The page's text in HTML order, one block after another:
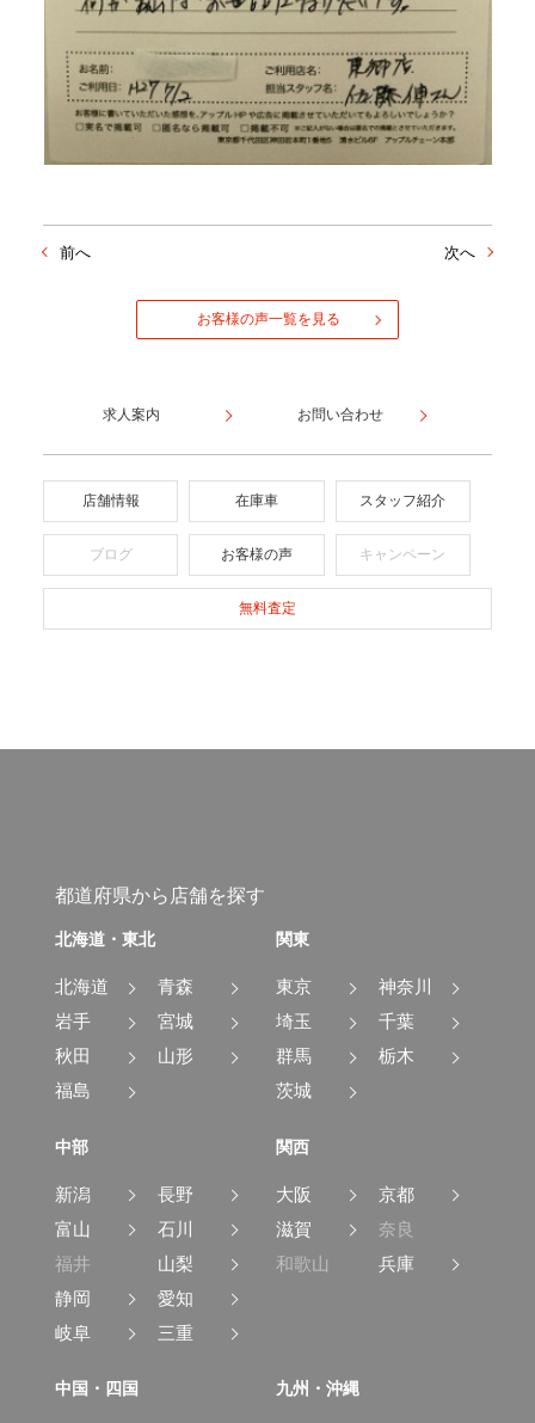
前へ 次へ
お客様の声一覧を見る
求人案内 お問い合わせ
店舗情報 在庫車 スタッフ紹介
ブログ お客様の声 キャンペーン
無料査定
都道府県から店舗を探す
北海道・東北
北海道
青森
岩手
宮城
秋田
山形
福島
関東
東京
神奈川
埼玉
千葉
群馬
栃木
茨城
中部
新潟
長野
富山
石川
福井
山梨
静岡
愛知
岐阜
三重
関西
大阪
京都
滋賀
奈良
和歌山
兵庫
中国・四国 九州・沖縄